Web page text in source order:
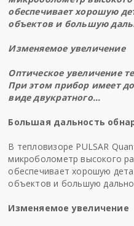
обеспечивает хорошую
объектов и большую
Изменяемое увеличение
Оптическое увеличение
При этом прибор имеет
виде двукратного…
Большая дальность
В тепловизоре PULSAR
микроболометр высокого
обеспечивает хорошую
объектов и большую
Изменяемое увеличение